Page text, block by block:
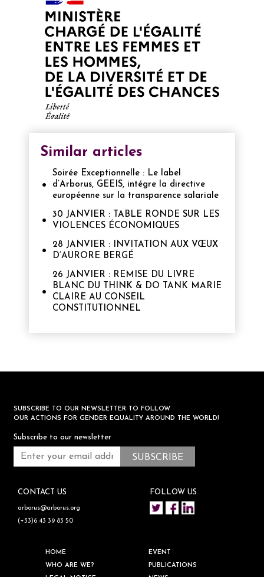
Similar articles
Soirée Exceptionnelle : Le label
d’Arborus, GEEIS, intégre la directive
européenne sur la transparence salariale
30 JANVIER : TABLE RONDE SUR LES
VIOLENCES ÉCONOMIQUES
28 JANVIER : INVITATION AUX VŒUX
D’AURORE BERGÉ
26 JANVIER : REMISE DU LIVRE
BLANC DU THINK & DO TANK MARIE
CLAIRE AU CONSEIL
CONSTITUTIONNEL
SUBSCRIBE TO OUR NEWSLETTER TO FOLLOW
OUR ACTIONS FOR GENDER EQUALITY AROUND THE WORLD!
Subscribe to our newsletter
CONTACT US
arborus@arborus.org
(+33)6 43 39 83 50
FOLLOW US
HOME
EVENT
WHO ARE WE?
PUBLICATIONS